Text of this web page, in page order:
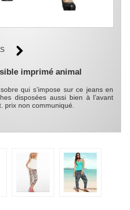
imprimé animal
qui s’impose sur ce jeans en
disposées aussi bien à l’avant
prix non communiqué.